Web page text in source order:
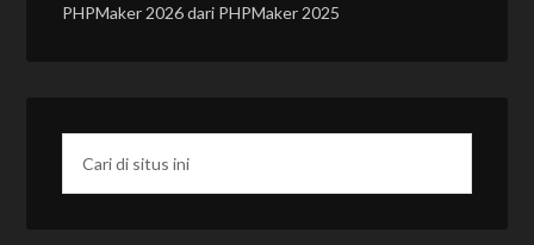
PHPMaker 2026 dari PHPMaker 2025